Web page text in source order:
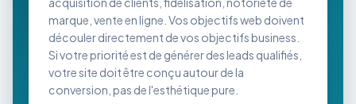
marque, vente en ligne. Vos objectifs web doivent
découler directement de vos objectifs business.
Si votre priorité est de générer des leads qualifiés,
votre site doit être conçu autour de la
conversion, pas de l'esthétique pure.